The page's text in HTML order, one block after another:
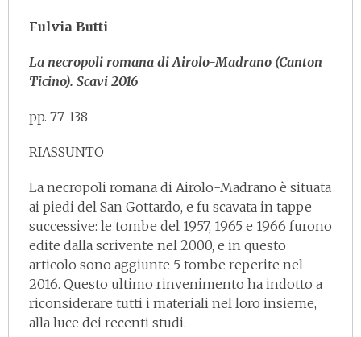
Fulvia Butti
La necropoli romana di Airolo-Madrano (Canton
Ticino). Scavi 2016
pp. 77-138
RIASSUNTO
La necropoli romana di Airolo-Madrano è situata
ai piedi del San Gottardo, e fu scavata in tappe
successive: le tombe del 1957, 1965 e 1966 furono
edite dalla scrivente nel 2000, e in questo
articolo sono aggiunte 5 tombe reperite nel
2016. Questo ultimo rinvenimento ha indotto a
riconsiderare tutti i materiali nel loro insieme,
alla luce dei recenti studi.